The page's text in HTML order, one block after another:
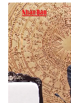
GIÁO DỤC
Y TẾ
KHOA HỌC -
MÔI TRƯỜNG